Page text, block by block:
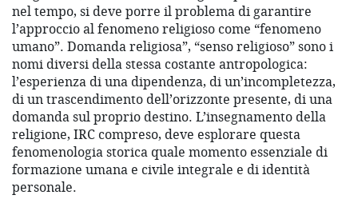
nel tempo, si deve porre il problema di garantire
l’approccio al fenomeno religioso come “fenomeno
umano”. Domanda religiosa”, “senso religioso” sono i
nomi diversi della stessa costante antropologica:
l’esperienza di una dipendenza, di un’incompletezza,
di un trascendimento dell’orizzonte presente, di una
domanda sul proprio destino. L’insegnamento della
religione, IRC compreso, deve esplorare questa
fenomenologia storica quale momento essenziale di
formazione umana e civile integrale e di identità
personale.